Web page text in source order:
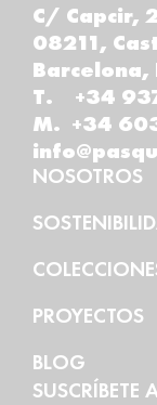
C/ Capcir,
08211,
Barcelona,
T. +34
M. +34
NOSOTROS
PROYECTOS
BLOG
SUSCRÍBETE